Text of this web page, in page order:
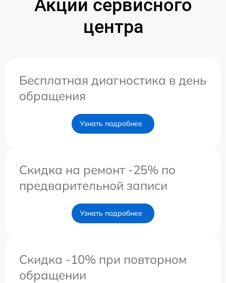
Акции сервисного
центра
Бесплатная диагностика в день
обращения
Узнать подробнее
Скидка на ремонт -25% по
предварительной записи
Узнать подробнее
Скидка -10% при повторном
обращении